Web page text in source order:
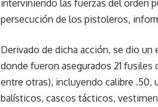
interviniendo las fuerzas del orden
persecución de los pistoleros,
Derivado de dicha acción, se dio
donde fueron asegurados 21 fusiles
entre otras), incluyendo calibre .50,
balísticos, cascos tácticos,